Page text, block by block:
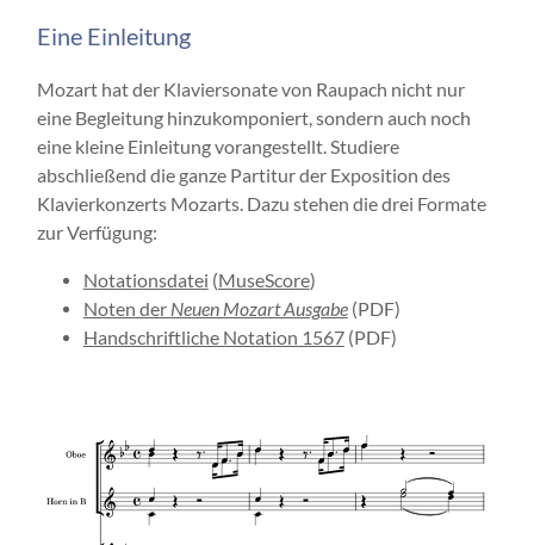
Eine Einleitung
Mozart hat der Klaviersonate von Raupach nicht nur
eine Begleitung hinzukomponiert, sondern auch noch
eine kleine Einleitung vorangestellt. Studiere
abschließend die ganze Partitur der Exposition des
Klavierkonzerts Mozarts. Dazu stehen die drei Formate
zur Verfügung:
Notationsdatei (MuseScore)
Noten der Neuen Mozart Ausgabe(PDF)
Handschriftliche Notation 1567(PDF)